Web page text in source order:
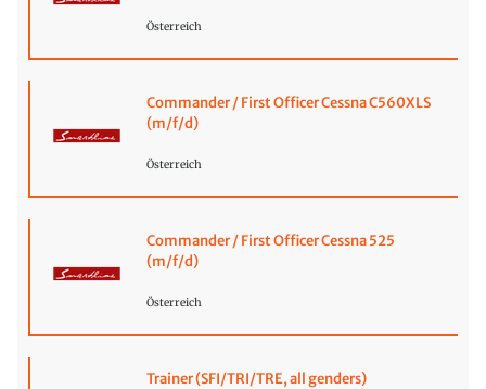
Österreich
Commander / First Officer Cessna C560XLS
(m/f/d)
Österreich
Commander / First Officer Cessna 525
(m/f/d)
Österreich
Trainer (SFI/TRI/TRE, all genders)